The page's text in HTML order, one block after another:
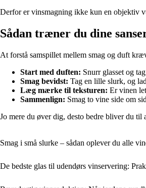
Derfor er vinsmagning ikke kun en objektiv
Sådan træner du dine
At forstå samspillet mellem smag og duft
Start med duften: Snurr glasset og
Smag bevidst: Tag en lille slurk, og
Læg mærke til teksturen: Er vinen
Sammenlign: Smag to vine side om
Jo mere du øver dig, desto bedre bliver du til
Smag i små slurke – sådan oplever du alle
De bedste glas til udendørs vinservering: